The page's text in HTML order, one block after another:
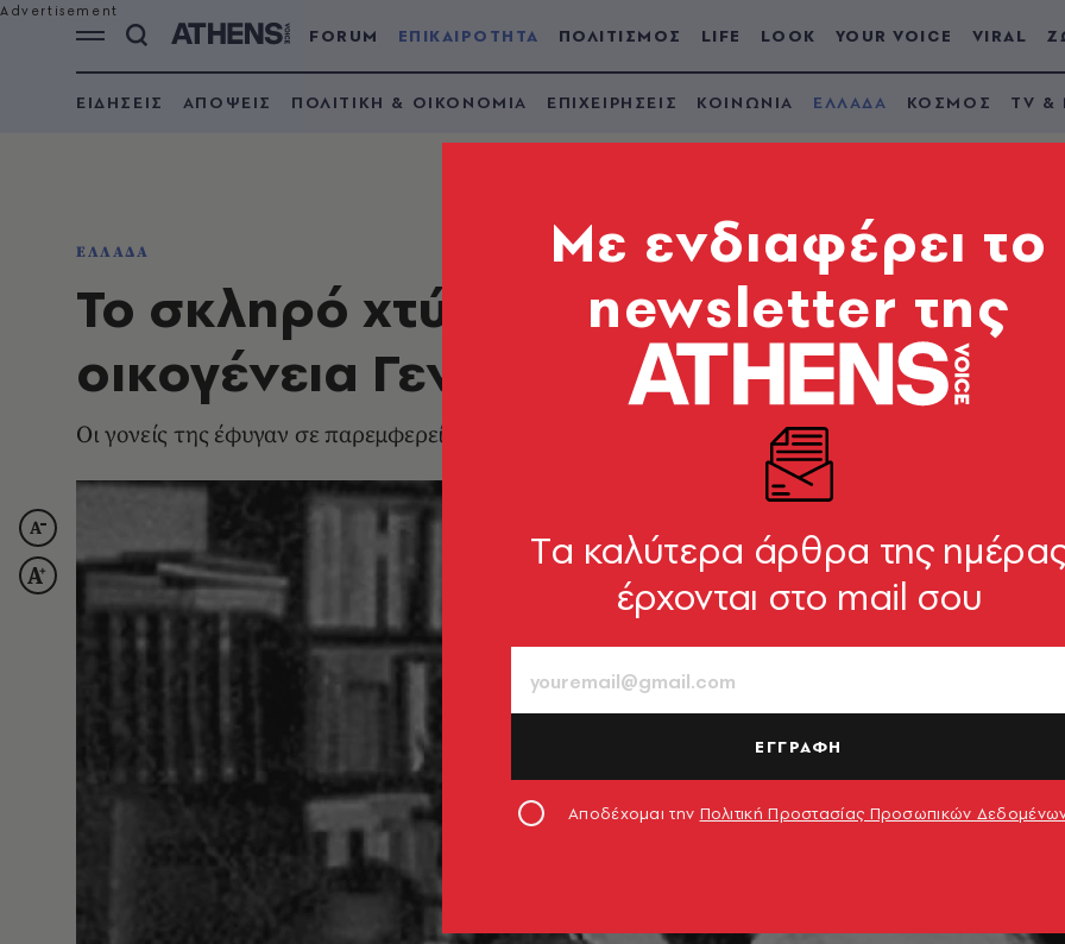
FORUM ΕΠΙΚΑΙΡΟΤΗΤΑ ΠΟΛΙΤΙΣΜΟΣ LIFE LOOK YOUR VOICE VIRAL
ΕΙΔΗΣΕΙΣ ΑΠΟΨΕΙΣ ΠΟΛΙΤΙΚΗ & ΟΙΚΟΝΟΜΙΑ ΕΠΙΧΕΙΡΗΣΕΙΣ ΚΟΙΝΩΝΙΑ ΕΛΛΑΔΑ ΚΟΣΜΟΣ TV &
ΕΛΛΑΔΑ
Το σκληρό χτύπημα του καρκίνου
οικογένεια Γεννηματά
Οι γονείς της έφυγαν σε παρεμφερείς ηλικίες
Mε ενδιαφέρει το
newsletter της
Tα καλύτερα άρθρα της
έρχονται στο mail σου
ΕΓΓΡΑΦΗ
Αποδέχομαι την Πολιτική Προστασίας Προσωπικών